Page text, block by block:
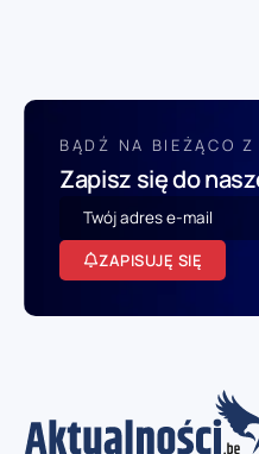
BĄDŹ NA BIEŻĄCO
Zapisz się do
ZAPISUJĘ SIĘ